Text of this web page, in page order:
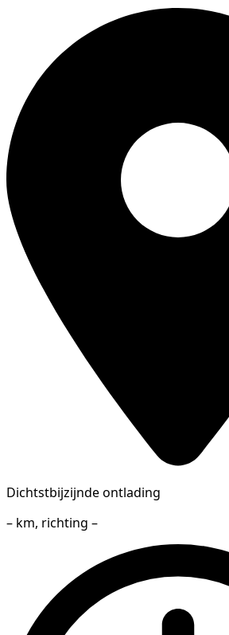
Dichtstbijzijnde ontlading
– km, richting –